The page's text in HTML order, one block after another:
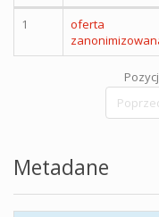
1
oferta
Metadane